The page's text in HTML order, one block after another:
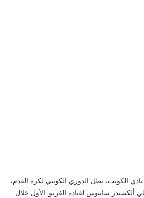
الكويت، بطل الدوري الكويتي لكرة القدم،
ألكسندر سانتوس لقيادة الفريق الأول خلال